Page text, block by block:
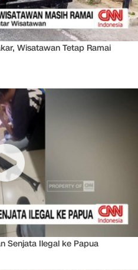
Wisatawan Tetap Ramai
Senjata Ilegal ke Papua